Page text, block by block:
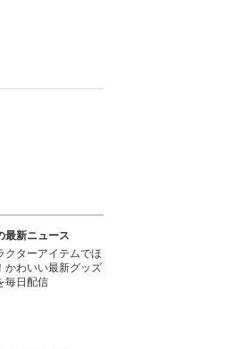
最新ニュース
クターアイテムでほ
かわいい最新グッズ
毎日配信